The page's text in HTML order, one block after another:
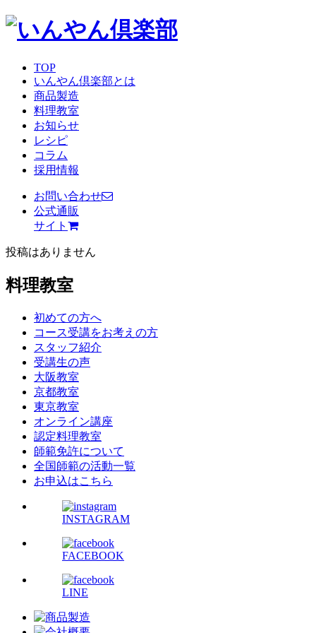
TOP
いんやん倶楽部とは
商品製造
料理教室
お知らせ
レシピ
コラム
採用情報
お問い合わせ
公式通販
サイト
投稿はありません
料理教室
初めての方へ
コース受講をお考えの方
スタッフ紹介
受講生の声
大阪教室
京都教室
東京教室
オンライン講座
認定料理教室
師範免許について
全国師範の活動一覧
お申込はこちら
INSTAGRAM
FACEBOOK
LINE